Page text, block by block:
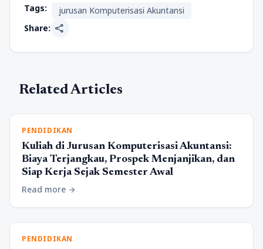
Tags:
jurusan Komputerisasi Akuntansi
Share: share
Related Articles
PENDIDIKAN
Kuliah di Jurusan Komputerisasi Akuntansi:
Biaya Terjangkau, Prospek Menjanjikan, dan
Siap Kerja Sejak Semester Awal
Read more arrow_forward
PENDIDIKAN